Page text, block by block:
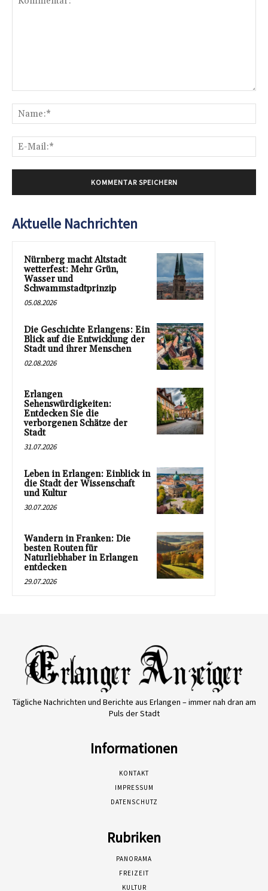
Aktuelle Nachrichten
Nürnberg macht Altstadt
wetterfest: Mehr Grün,
Wasser und
Schwammstadtprinzip
05.08.2026
Die Geschichte Erlangens: Ein
Blick auf die Entwicklung der
Stadt und ihrer Menschen
02.08.2026
Erlangen
Sehenswürdigkeiten:
Entdecken Sie die
verborgenen Schätze der
Stadt
31.07.2026
Leben in Erlangen: Einblick in
die Stadt der Wissenschaft
und Kultur
30.07.2026
Wandern in Franken: Die
besten Routen für
Naturliebhaber in Erlangen
entdecken
29.07.2026
Tägliche Nachrichten und Berichte aus Erlangen – immer nah dran am
Puls der Stadt
Informationen
KONTAKT
IMPRESSUM
DATENSCHUTZ
Rubriken
PANORAMA
FREIZEIT
KULTUR